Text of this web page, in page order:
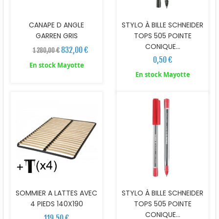
CANAPE D ANGLE
GARREN GRIS
1 280,00 € 832,00 €
En stock Mayotte
STYLO À BILLE SCHNEIDER
TOPS 505 POINTE
CONIQUE...
0,50 €
En stock Mayotte
SOMMIER A LATTES AVEC
4 PIEDS 140X190
STYLO À BILLE SCHNEIDER
TOPS 505 POINTE
CONIQUE...